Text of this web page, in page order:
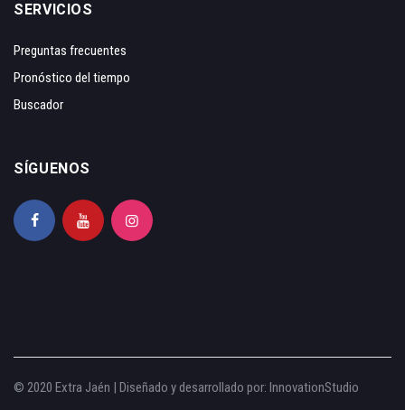
SERVICIOS
Preguntas frecuentes
Pronóstico del tiempo
Buscador
SÍGUENOS
© 2020 Extra Jaén | Diseñado y desarrollado por: InnovationStudio